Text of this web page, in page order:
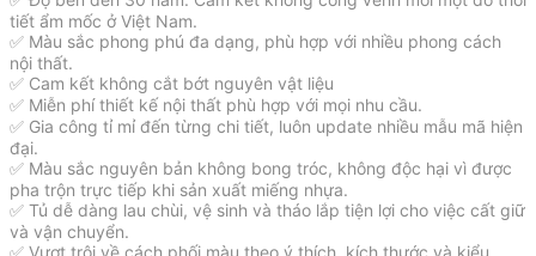
tiết ẩm mốc ở Việt Nam.
✅ Màu sắc phong phú đa dạng, phù hợp với nhiều phong cách
nội thất.
✅ Cam kết không cắt bớt nguyên vật liệu
✅ Miễn phí thiết kế nội thất phù hợp với mọi nhu cầu.
✅ Gia công tỉ mỉ đến từng chi tiết, luôn update nhiều mẫu mã hiện
đại.
✅ Màu sắc nguyên bản không bong tróc, không độc hại vì được
pha trộn trực tiếp khi sản xuất miếng nhựa.
✅ Tủ dễ dàng lau chùi, vệ sinh và tháo lắp tiện lợi cho việc cất giữ
và vận chuyển.
✅ Vượt trội về cách phối màu theo ý thích, kích thước và kiểu